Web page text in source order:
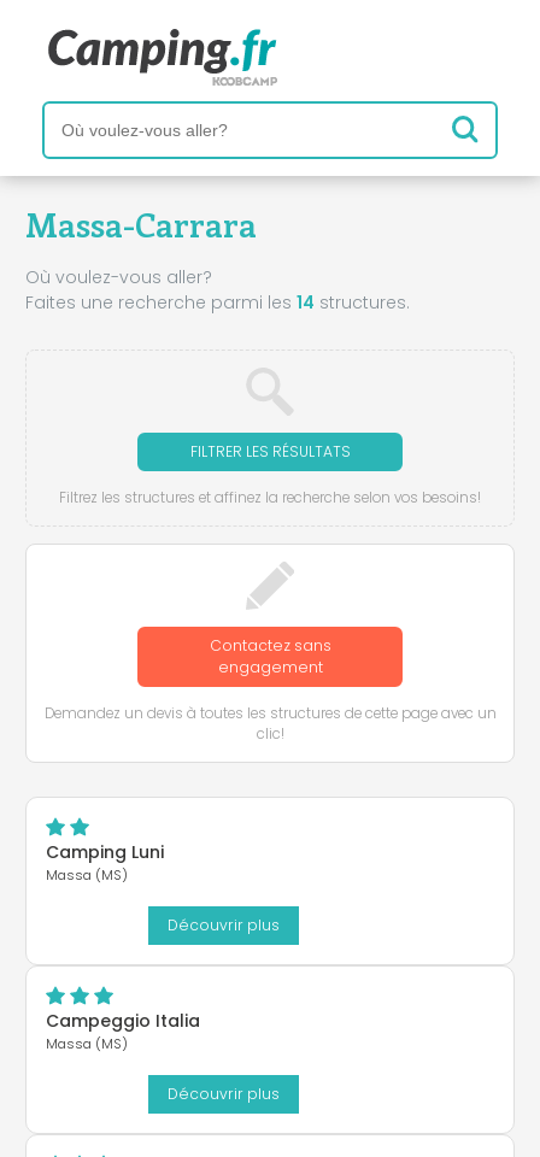
Massa-Carrara
Où voulez-vous aller?
Faites une recherche parmi les 14 structures.
FILTRER LES RÉSULTATS
Filtrez les structures et affinez la recherche selon vos besoins!
Contactez sans
engagement
Demandez un devis à toutes les structures de cette page avec un
clic!
Camping Luni
Massa (MS)
Découvrir plus
Campeggio Italia
Massa (MS)
Découvrir plus